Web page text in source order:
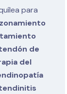
para
de
del